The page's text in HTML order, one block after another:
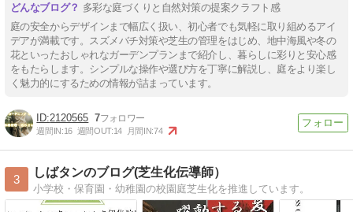
多彩な庭づくりと自然対策の提案クラフト感
庭の安全からデザインまで幅広く扱い、初心者でも気軽に取り組めるアイ
デアが満載です。スズメバチ対策や芝生の管理をはじめ、地中海風や冬の
花といったおしゃれなガーデンプランまで紹介し、暮らしに彩りと安心感
をもたらします。シンプルな操作や選び方を丁寧に解説し、庭をより楽し
く魅力的にするための情報が詰まっています。
2120565 7
週間IN:16 週間OUT:14 月間IN:74
3
しばタンのブログ(芝生化伝導師）
小学校・保育園・幼稚園の校園庭芝生化を推進しています。